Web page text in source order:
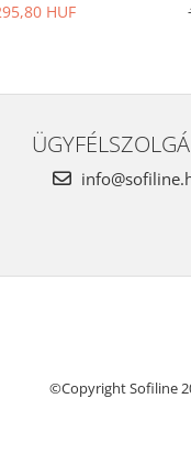
HUF
©Copyright Sofiline